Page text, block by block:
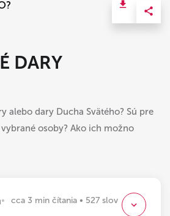
DARY
alebo dary Ducha Svätého? Sú pre
osoby? Ako ich možno
cca 3 min čítania • 527 slov